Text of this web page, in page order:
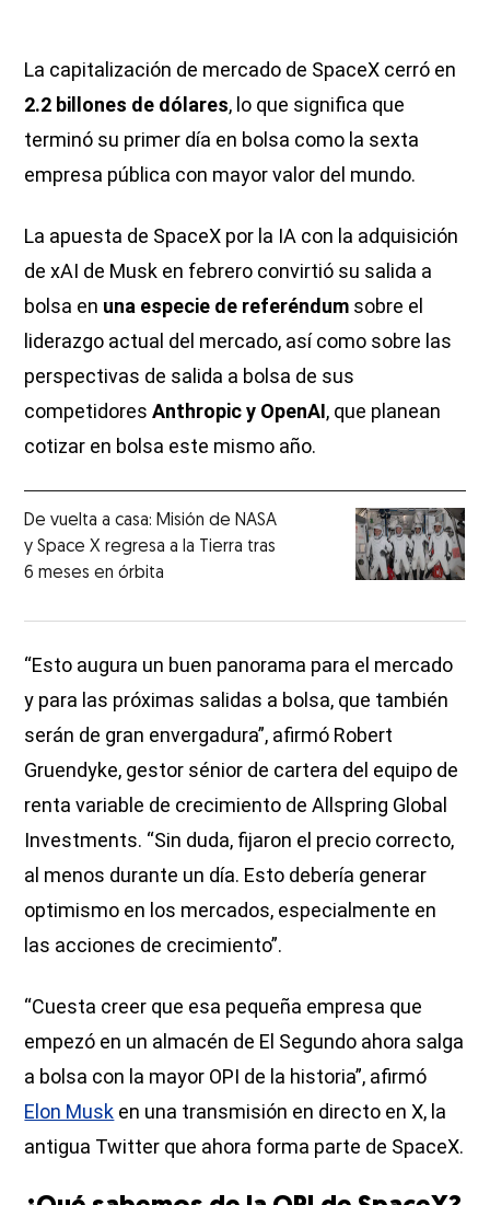
La capitalización de mercado de SpaceX cerró en
2.2 billones de dólares, lo que significa que
terminó su primer día en bolsa como la sexta
empresa pública con mayor valor del mundo.
La apuesta de SpaceX por la IA con la adquisición
de xAI de Musk en febrero convirtió su salida a
bolsa en una especie de referéndum sobre el
liderazgo actual del mercado, así como sobre las
perspectivas de salida a bolsa de sus
competidoresAnthropic y OpenAI, que planean
cotizar en bolsa este mismo año.
De vuelta a casa: Misión de NASA
y Space X regresa a la Tierra tras
6 meses en órbita
“Esto augura un buen panorama para el mercado
y para las próximas salidas a bolsa, que también
serán de gran envergadura”, afirmó Robert
Gruendyke, gestor sénior de cartera del equipo de
renta variable de crecimiento de Allspring Global
Investments. “Sin duda, fijaron el precio correcto,
al menos durante un día. Esto debería generar
optimismo en los mercados, especialmente en
las acciones de crecimiento”.
“Cuesta creer que esa pequeña empresa que
empezó en un almacén de El Segundo ahora salga
a bolsa con la mayor OPI de la historia”, afirmó
Elon Musk en una transmisión en directo en X, la
antigua Twitter que ahora forma parte de SpaceX.